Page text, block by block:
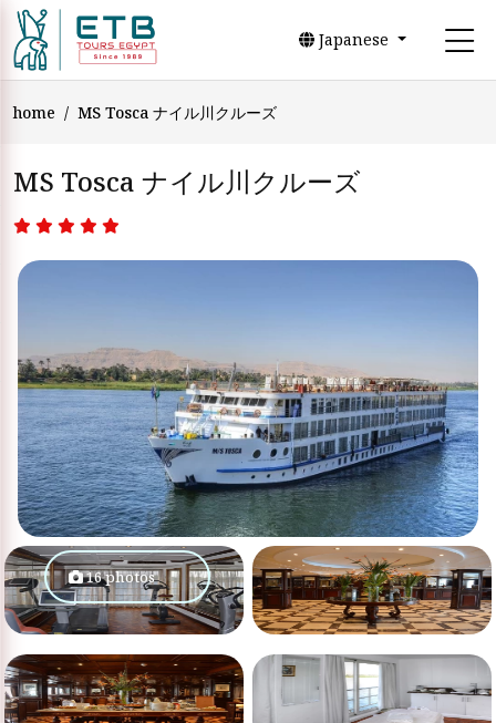
Japanese
home MS Tosca ナイル川クルーズ
MS Tosca ナイル川クルーズ
16 photos